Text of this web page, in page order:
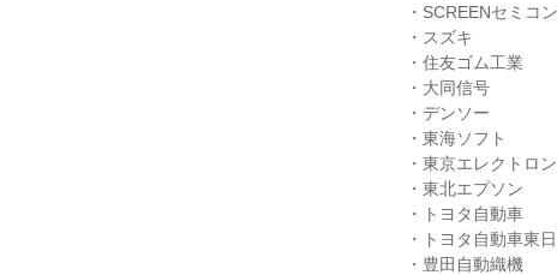
・SCREENセミコ
・スズキ
・住友ゴム工業
・大同信号
・デンソー
・東海ソフト
・東京エレクトロ
・東北エプソン
・トヨタ自動車
・トヨタ自動車東
・豊田自動織機